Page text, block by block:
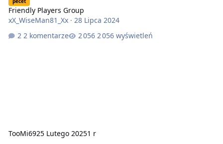
Friendly Players Group
xX_WiseMan81_Xx· 28 Lipca 2024
2 komentarze
2 056 wyświetleń
TooMi6925 Lutego 20251 r